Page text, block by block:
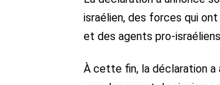
israélien, des forces qui
et des agents pro-israéliens
À cette fin, la déclaration a